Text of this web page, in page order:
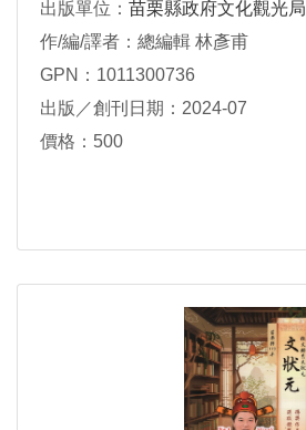
出版單位： 苗栗縣政府文化觀光局
作/編/譯者：總編輯 林彥甫
GPN：1011300736
出版／創刊日期：2024-07
價格：500